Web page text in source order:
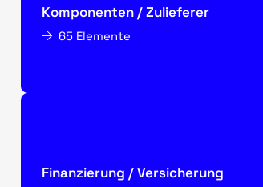
Komponenten / Zulieferer
65 Elemente
Finanzierung / Versicherung